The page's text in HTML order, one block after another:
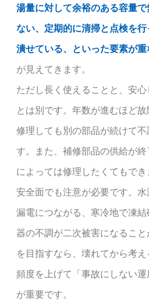
湯量に対して余裕のある容量
ない、定期的に清掃と点検を
潰せている、といった要素が
が見えてきます。
ただし長く使えることと、安
とは別です。年数が進むほど故
修理しても別の部品が続けて
す。また、補修部品の供給が
によっては修理したくてもでき
安全面でも注意が必要です。
漏電につながる、寒冷地で凍
器の不調が二次被害になるこ
を目指すなら、壊れてから考
頻度を上げて「事故にしない
が重要です。